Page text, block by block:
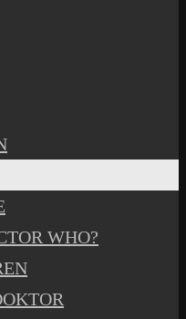
WHO?